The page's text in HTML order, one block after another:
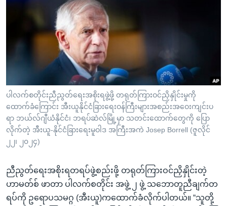
အ
ကျော်
ရန်
ရှာဖွေ
နေရာ
ရန်
သုတပဒေသာ အင်္ဂလိပ်စာ
Learning English
ဗွီအိုအေ လူမှုကွန်ယက်များ
ဘာသာစကားများ
ပါလက်စတိုင်းညီညွတ်ရေးအစိုးရဖွဲ့ဖို့ တရုတ်ကြားဝင်ညှိနှိုင်းမှုကို
ထောက်ခံကြောင်း အီးယူနိုင်ငံခြားရေးဝန်ကြီးများအစည်းအဝေးကျင်းပ
ရာ ဘယ်လ်ဂျီယံနိုင်ငံ၊ ဘရပ်ဆဲလ်မြို့မှာ သတင်းထောက်တွေကို ပြော
လိုက်တဲ့ အီးယူ-နိုင်ငံခြားရေးမူဝါဒ အကြီးအကဲ Josep Borrell (ဇူလိုင်
၂၂၊ ၂၀၂၄)
ညီညွတ်ရေးအစိုးရတရပ်ဖွဲ့စည်းဖို့ တရုတ်ကြားဝင်ညှိနှိုင်းတဲ့
ဟာမတ်စ် ဖာတာ ပါလက်စတိုင်း အဖွဲ့ ၂ ဖွဲ့ သဘောတူညီချက်တ
ရပ်ကို ဥရောပသမဂ္ဂ (အီးယူ)ကထောက်ခံလိုက်ပါတယ်။ “သူတို့